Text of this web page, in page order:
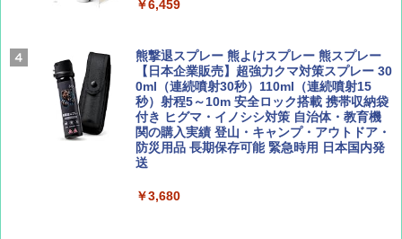
￥1,540
AIRLINE（エアライン）2026年9月号【特
集】ボーイング110周年を祝して！
￥1,760
ァキア 2026～2027 地球の歩き方A ヨーロッ
パ
￥2,277
新しい日本地理 地図・統計・移動から読み
解く (講談社現代新書)
￥1,540
￥5,999
[キャンパーズコレクション 山善] 傘みたいに
広げるだけ パッとサッとテント ブラックコ
ーティング フルクローズ メッシュ 3-4人用
簡単設置 ポップアップテント エクルベージ
ュ(BC仕様) PATC-150B(EB)
￥9,990
￥6,459
熊撃退スプレー 熊よけスプレー 熊スプレー
【日本企業販売】超強力クマ対策スプレー 30
0ml（連続噴射30秒）110ml（連続噴射15
秒）射程5～10m 安全ロック搭載 携帯収納袋
付き ヒグマ・イノシシ対策 自治体・教育機
関の購入実績 登山・キャンプ・アウトドア・
防災用品 長期保存可能 緊急時用 日本国内発
送
￥3,680